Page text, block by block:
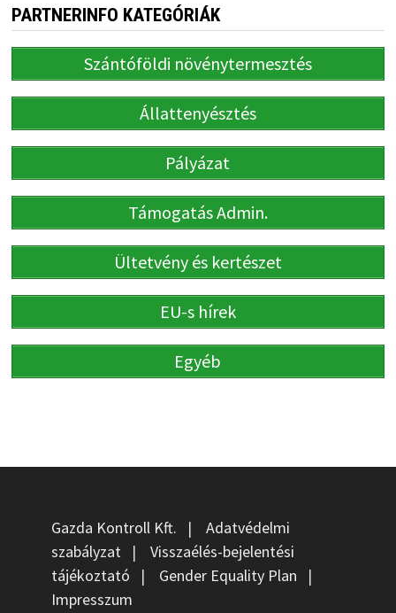
PARTNERINFO KATEGÓRIÁK
Szántóföldi növénytermesztés
Állattenyésztés
Pályázat
Támogatás Admin.
Ültetvény és kertészet
EU-s hírek
Egyéb
Gazda Kontroll Kft. | Adatvédelmi
szabályzat | Visszaélés-bejelentési
tájékoztató | Gender Equality Plan |
Impresszum